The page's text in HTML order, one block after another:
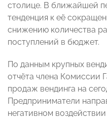
столице. В ближайшей
тенденция к её
снижению количества
поступлений в бюджет.
По данным крупных
отчёта члена Комиссии
продаж вендинга на
Предприниматели
негативном